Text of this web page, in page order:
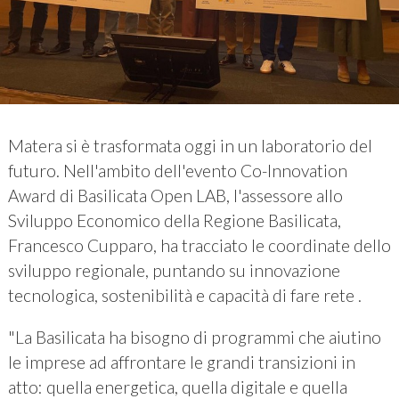
Matera si è trasformata oggi in un laboratorio del
futuro. Nell'ambito dell'evento Co-Innovation
Award di Basilicata Open LAB, l'assessore allo
Sviluppo Economico della Regione Basilicata,
Francesco Cupparo, ha tracciato le coordinate dello
sviluppo regionale, puntando su innovazione
tecnologica, sostenibilità e capacità di fare rete .
"La Basilicata ha bisogno di programmi che aiutino
le imprese ad affrontare le grandi transizioni in
atto: quella energetica, quella digitale e quella